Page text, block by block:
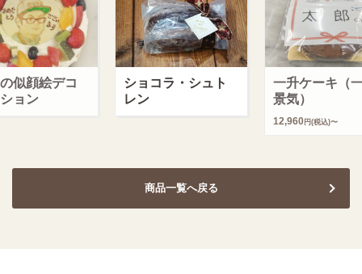
似顔絵デコ
ョン
ショコラ・シュト
レン
一升ケーキ（
景気）
12,960 円(税込)〜
商品一覧へ戻る